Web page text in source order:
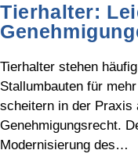
Tierhalter:
Tierhalter stehen
Stallumbauten für
scheitern in der Praxis
Genehmigungsrecht.
Modernisierung des…